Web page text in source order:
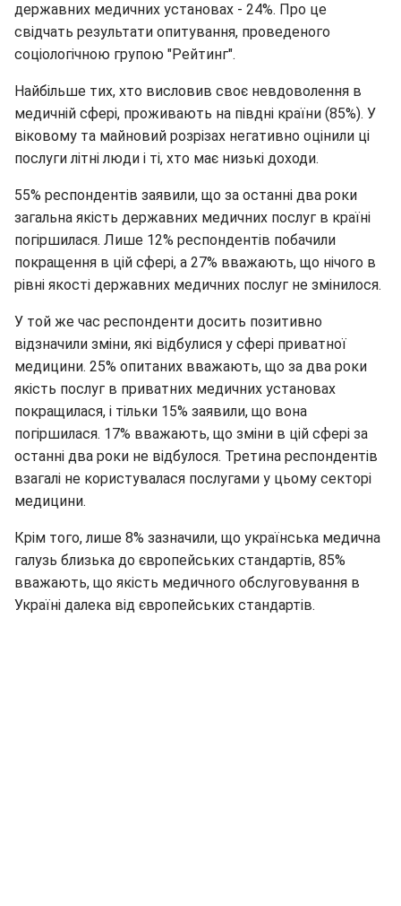
державних медичних установах - 24%. Про це
свідчать результати опитування, проведеного
соціологічною групою "Рейтинг".
Найбільше тих, хто висловив своє невдоволення в
медичній сфері, проживають на півдні країни (85%). У
віковому та майновий розрізах негативно оцінили ці
послуги літні люди і ті, хто має низькі доходи.
55% респондентів заявили, що за останні два роки
загальна якість державних медичних послуг в країні
погіршилася. Лише 12% респондентів побачили
покращення в цій сфері, а 27% вважають, що нічого в
рівні якості державних медичних послуг не змінилося.
У той же час респонденти досить позитивно
відзначили зміни, які відбулися у сфері приватної
медицини. 25% опитаних вважають, що за два роки
якість послуг в приватних медичних установах
покращилася, і тільки 15% заявили, що вона
погіршилася. 17% вважають, що зміни в цій сфері за
останні два роки не відбулося. Третина респондентів
взагалі не користувалася послугами у цьому секторі
медицини.
Крім того, лише 8% зазначили, що українська медична
галузь близька до європейських стандартів, 85%
вважають, що якість медичного обслуговування в
Україні далека від європейських стандартів.